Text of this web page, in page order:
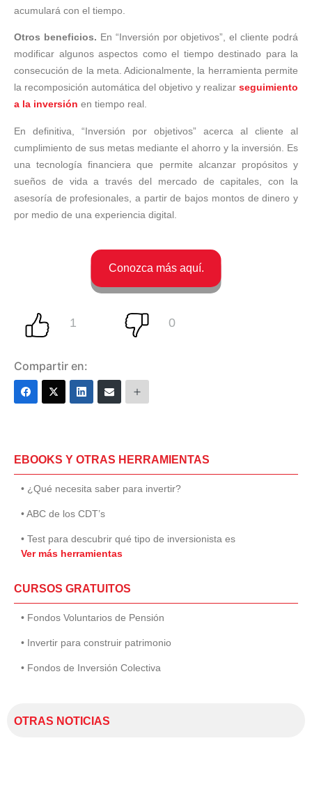
acumulará con el tiempo.
Otros beneficios. En “Inversión por objetivos”, el cliente podrá
modificar algunos aspectos como el tiempo destinado para la
consecución de la meta. Adicionalmente, la herramienta permite
la recomposición automática del objetivo y realizar seguimiento
a la inversión en tiempo real.
En definitiva, “Inversión por objetivos” acerca al cliente al
cumplimiento de sus metas mediante el ahorro y la inversión. Es
una tecnología financiera que permite alcanzar propósitos y
sueños de vida a través del mercado de capitales, con la
asesoría de profesionales, a partir de bajos montos de dinero y
por medio de una experiencia digital.
Compartir en:
EBOOKS Y OTRAS HERRAMIENTAS
• ¿Qué necesita saber para invertir?
• ABC de los CDT’s
• Test para descubrir qué tipo de inversionista es
Ver más herramientas
CURSOS GRATUITOS
• Fondos Voluntarios de Pensión
• Invertir para construir patrimonio
• Fondos de Inversión Colectiva
OTRAS NOTICIAS